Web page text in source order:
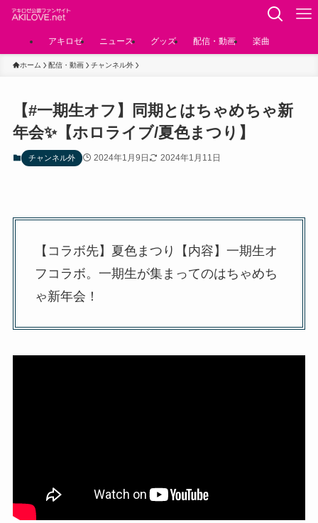
アキロゼ ニュース グッズ 配信・動画 楽曲
ホーム 配信・動画 チャンネル外
【#一期生オフ】同期とはちゃめちゃ新
年会✨【ホロライブ/夏色まつり】
チャンネル外 2024年1月9日 2024年1月11日
【コラボ先】夏色まつり【内容】一期生オ
フコラボ。一期生が集まってのはちゃめち
ゃ新年会！